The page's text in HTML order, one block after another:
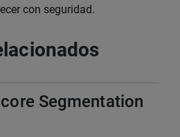
con seguridad.
Segmentation